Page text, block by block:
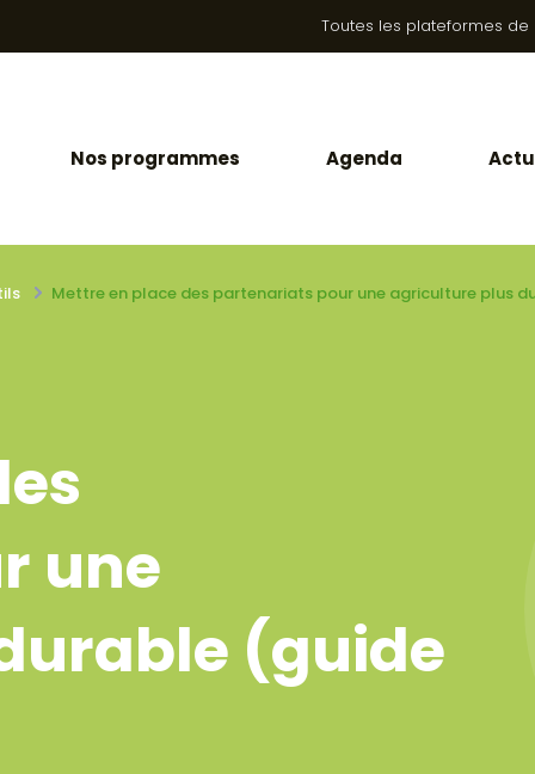
Toutes les plateformes
Nos programmes Agenda
Mettre en place des partenariats pour une agriculture plus
une
(guide